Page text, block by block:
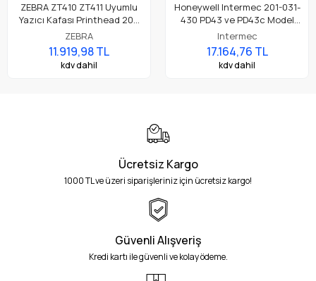
ZEBRA ZT410 ZT411 Uyumlu
Yazıcı Kafası Printhead 203
Dpi Parça No: P1058930-009
ZEBRA
11.919,98 TL
kdv dahil
Honeywell Intermec 201-031-
430 PD43 ve PD43c Model
Barkod Etiket Yazıcı 203 Dpi
Termal Baskı Kafası
Intermec
17.164,76 TL
kdv dahil
Ücretsiz Kargo
1000 TL ve üzeri siparişleriniz için ücretsiz kargo!
Güvenli Alışveriş
Kredi kartı ile güvenli ve kolay ödeme.